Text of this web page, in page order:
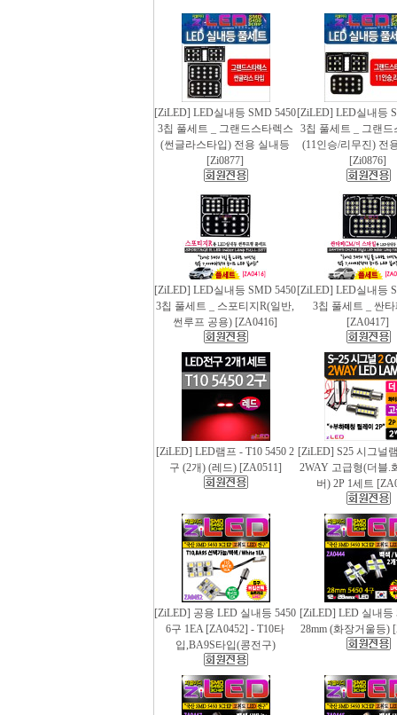
[ZiLED] LED실내등 SMD 5450
3칩 풀세트 _ 그랜드스타렉스
(썬글라스타입) 전용 실내등
[Zi0877]
[ZiLED] LED실내등
3칩 풀세트 _ 그랜드
(11인승/리무진) 전
[Zi0876]
[ZiLED] LED실내등 SMD 5450
3칩 풀세트 _ 스포티지R(일반,
썬루프 공용) [ZA0416]
[ZiLED] LED실내등
3칩 풀세트 _ 싼
[ZA0417]
[ZiLED] LED램프 - T10 5450 2
구 (2개) (레드) [ZA0511]
[ZiLED] S25 시그널
2WAY 고급형(더블.
버) 2P 1세트
[ZiLED] 공용 LED 실내등 5450
6구 1EA [ZA0452] - T10타
입,BA9S타입(콩전구)
[ZiLED] LED 실내등
28mm (화장거울등)